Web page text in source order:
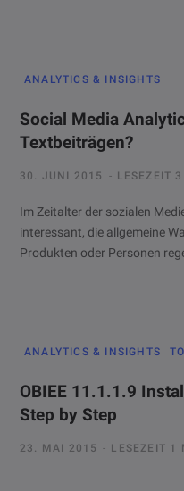
ANALYTICS & INSIGHTS
Social Media
Textbeiträgen?
30. JUNI 2015 LESEZEIT 3
Im Zeitalter der sozialen
interessant, die allgemeine
Produkten oder Personen
ANALYTICS & INSIGHTS
OBIEE 11.1.1.9
Step by Step
23. MAI 2015 LESEZEIT 1